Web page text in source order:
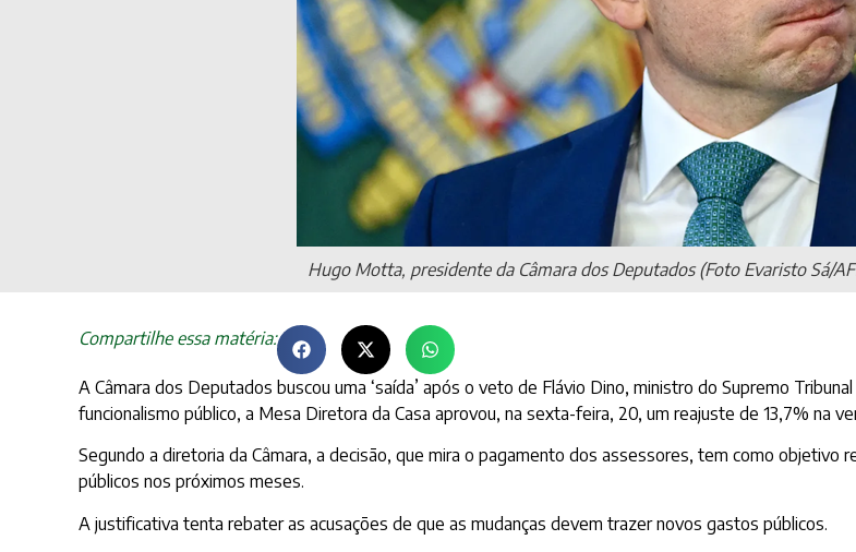
Hugo Motta, presidente da Câmara dos Deputados (Foto Evaristo Sá/
Compartilhe essa matéria:
A Câmara dos Deputados buscou uma ‘saída’ após o veto de Flávio Dino, ministro do Supremo
funcionalismo público, a Mesa Diretora da Casa aprovou, na sexta-feira, 20, um reajuste de 13,7% na
Segundo a diretoria da Câmara, a decisão, que mira o pagamento dos assessores, tem como objetivo
públicos nos próximos meses.
A justificativa tenta rebater as acusações de que as mudanças devem trazer novos gastos públicos.